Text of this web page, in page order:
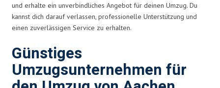
und erhalte ein unverbindliches Angebot für deinen Umzug. Du
kannst dich darauf verlassen, professionelle Unterstützung und
einen zuverlässigen Service zu erhalten.
Günstiges
Umzugsunternehmen für